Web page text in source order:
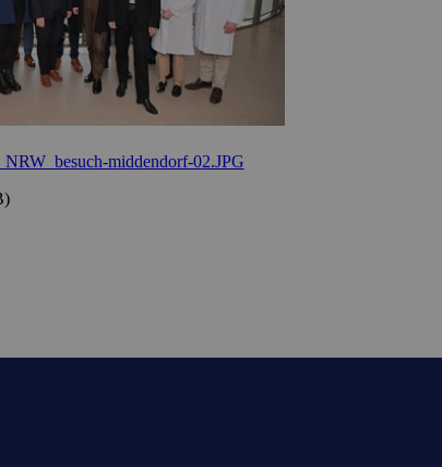
middendorf-02.JPG